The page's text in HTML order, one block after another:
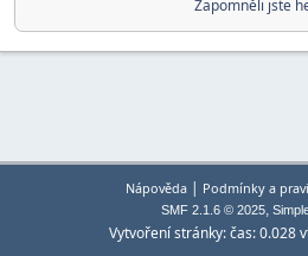
Zapomněli jste
Nápověda| Podmínky a
SMF 2.1.6 © 2025,
Vytvoření stránky: čas: 0.028